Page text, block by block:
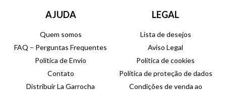
AJUDA
Quem somos
FAQ – Perguntas Frequentes
Política de Envio
Contato
Distribuir La Garrocha
LEGAL
Lista de desejos
Aviso Legal
Política de cookies
Política de proteção de dados
Condições de venda ao